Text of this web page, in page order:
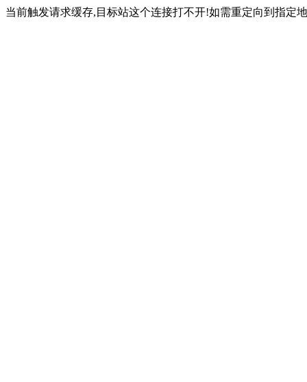
当前触发请求缓存,目标站这个连接打不开!如需重定向到指定